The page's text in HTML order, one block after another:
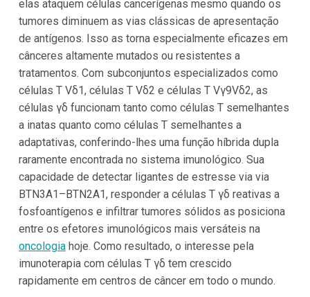
elas ataquem células cancerígenas mesmo quando os
tumores diminuem as vias clássicas de apresentação
de antígenos. Isso as torna especialmente eficazes em
cânceres altamente mutados ou resistentes a
tratamentos. Com subconjuntos especializados como
células T Vδ1, células T Vδ2 e células T Vγ9Vδ2, as
células γδ funcionam tanto como células T semelhantes
a inatas quanto como células T semelhantes a
adaptativas, conferindo-lhes uma função híbrida dupla
raramente encontrada no sistema imunológico. Sua
capacidade de detectar ligantes de estresse via via
BTN3A1–BTN2A1, responder a células T γδ reativas a
fosfoantígenos e infiltrar tumores sólidos as posiciona
entre os efetores imunológicos mais versáteis na
oncologiahoje. Como resultado, o interesse pela
imunoterapia com células T γδ tem crescido
rapidamente em centros de câncer em todo o mundo.